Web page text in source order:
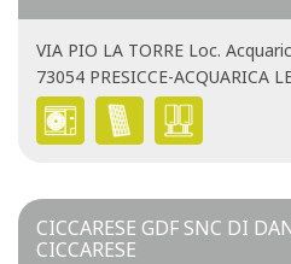
VIA PIO LA TORRE Loc. Acquaric
73054 PRESICCE-ACQUARICA
CICCARESE GDF SNC DI
CICCARESE